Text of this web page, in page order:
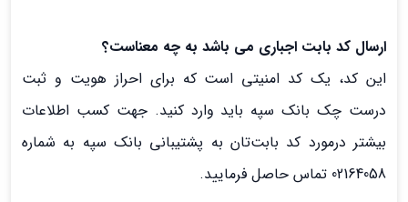
ارسال کد بابت اجباری می باشد به چه معناست؟
این کد، یک کد امنیتی است که برای احراز هویت و ثبت
درست چک بانک سپه باید وارد کنید. جهت کسب اطلاعات
بیشتر درمورد کد بابت‌تان به پشتیبانی بانک سپه به شماره
02164058 تماس حاصل فرمایید.